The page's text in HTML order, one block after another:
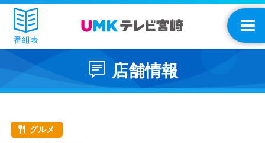
番組表
店舗情報
グルメ